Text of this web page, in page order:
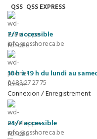
QSS QSS EXPRESS
7/7accessible
info@qsshoreca.be
10 h à 19 h du lundi au
0483 27 27 75
Connexion / Enregistrement
24/7accessible
info@qsshoreca.be